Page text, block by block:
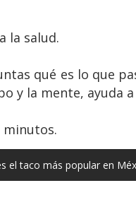
la salud.
qué es lo que
y la mente, ayuda
minutos.
el taco más popular en